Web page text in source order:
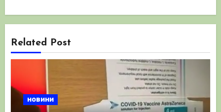
Related Post
новини